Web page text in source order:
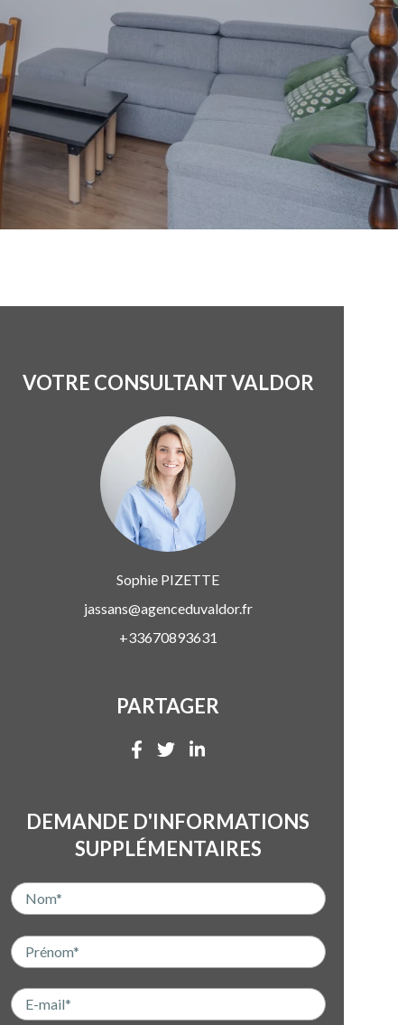
VOTRE CONSULTANT VALDOR
Sophie PIZETTE
jassans@agenceduvaldor.fr
+33670893631
PARTAGER
DEMANDE D'INFORMATIONS
SUPPLÉMENTAIRES